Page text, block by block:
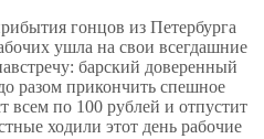
гонцов из Петербурга
ушла на свои всегдашние
барский доверенный
разом прикончить спешное
всем по 100 рублей и отпустит
ходили этот день рабочие